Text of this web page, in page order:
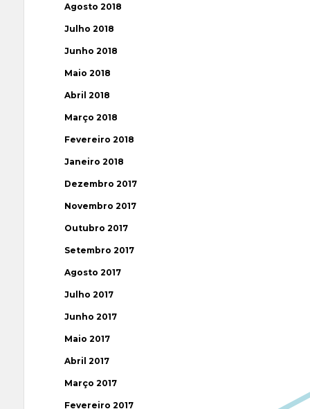
Agosto 2018
Julho 2018
Junho 2018
Maio 2018
Abril 2018
Março 2018
Fevereiro 2018
Janeiro 2018
Dezembro 2017
Novembro 2017
Outubro 2017
Setembro 2017
Agosto 2017
Julho 2017
Junho 2017
Maio 2017
Abril 2017
Março 2017
Fevereiro 2017